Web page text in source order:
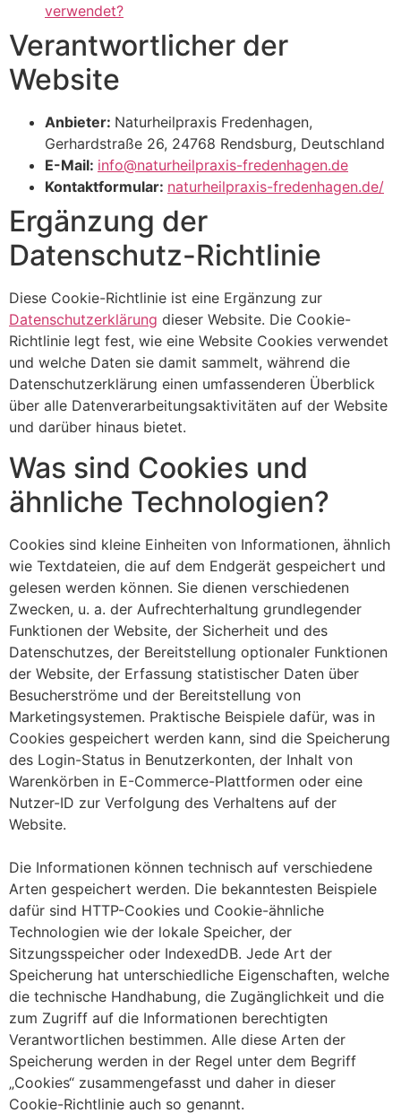
verwendet?
Verantwortlicher der
Website
Anbieter: Naturheilpraxis Fredenhagen,
Gerhardstraße 26, 24768 Rendsburg, Deutschland
E-Mail: info@naturheilpraxis-fredenhagen.de
Kontaktformular: naturheilpraxis-fredenhagen.de/
Ergänzung der
Datenschutz-Richtlinie
Diese Cookie-Richtlinie ist eine Ergänzung zur
Datenschutzerklärung dieser Website. Die Cookie-
Richtlinie legt fest, wie eine Website Cookies verwendet
und welche Daten sie damit sammelt, während die
Datenschutzerklärung einen umfassenderen Überblick
über alle Datenverarbeitungsaktivitäten auf der Website
und darüber hinaus bietet.
Was sind Cookies und
ähnliche Technologien?
Cookies sind kleine Einheiten von Informationen, ähnlich
wie Textdateien, die auf dem Endgerät gespeichert und
gelesen werden können. Sie dienen verschiedenen
Zwecken, u. a. der Aufrechterhaltung grundlegender
Funktionen der Website, der Sicherheit und des
Datenschutzes, der Bereitstellung optionaler Funktionen
der Website, der Erfassung statistischer Daten über
Besucherströme und der Bereitstellung von
Marketingsystemen. Praktische Beispiele dafür, was in
Cookies gespeichert werden kann, sind die Speicherung
des Login-Status in Benutzerkonten, der Inhalt von
Warenkörben in E-Commerce-Plattformen oder eine
Nutzer-ID zur Verfolgung des Verhaltens auf der
Website.
Die Informationen können technisch auf verschiedene
Arten gespeichert werden. Die bekanntesten Beispiele
dafür sind HTTP-Cookies und Cookie-ähnliche
Technologien wie der lokale Speicher, der
Sitzungsspeicher oder IndexedDB. Jede Art der
Speicherung hat unterschiedliche Eigenschaften, welche
die technische Handhabung, die Zugänglichkeit und die
zum Zugriff auf die Informationen berechtigten
Verantwortlichen bestimmen. Alle diese Arten der
Speicherung werden in der Regel unter dem Begriff
„Cookies“ zusammengefasst und daher in dieser
Cookie-Richtlinie auch so genannt.